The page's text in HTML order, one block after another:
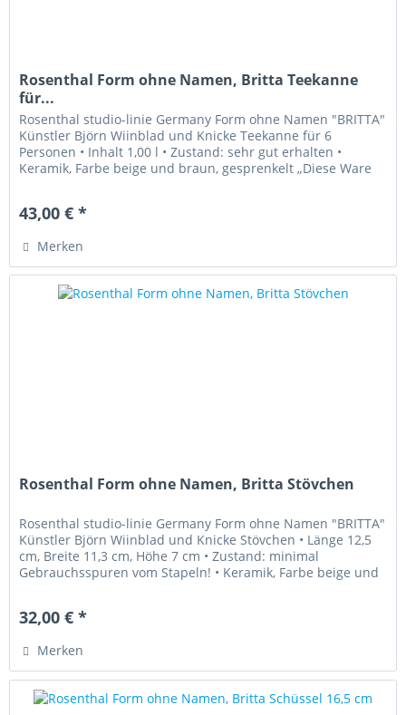
Rosenthal Form ohne Namen, Britta Teekanne
für...
Rosenthal studio-linie Germany Form ohne Namen "BRITTA"
Künstler Björn Wiinblad und Knicke Teekanne für 6
Personen • Inhalt 1,00 l • Zustand: sehr gut erhalten •
Keramik, Farbe beige und braun, gesprenkelt „Diese Ware
43,00 € *
Merken
Rosenthal Form ohne Namen, Britta Stövchen
Rosenthal studio-linie Germany Form ohne Namen "BRITTA"
Künstler Björn Wiinblad und Knicke Stövchen • Länge 12,5
cm, Breite 11,3 cm, Höhe 7 cm • Zustand: minimal
Gebrauchsspuren vom Stapeln! • Keramik, Farbe beige und
32,00 € *
Merken